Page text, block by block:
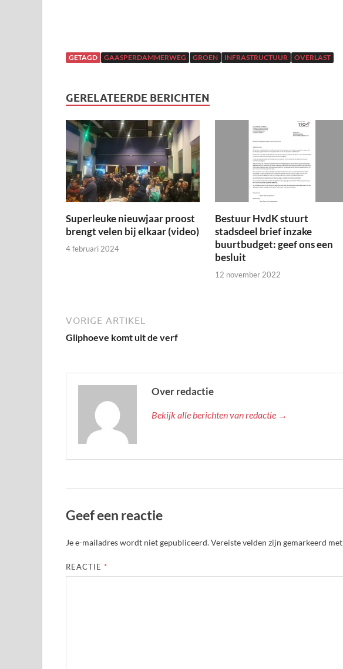
GETAGD GAASPERDAMMERWEG GROEN INFRASTRUCTUUR OVERLAST
GERELATEERDE BERICHTEN
Superleuke nieuwjaar proost
brengt velen bij elkaar (video)
4 februari 2024
Bestuur HvdK stuurt
stadsdeel brief inzake
buurtbudget: geef ons een
besluit
12 november 2022
VORIGE ARTIKEL
Gliphoeve komt uit de verf
Over redactie
Bekijk alle berichten van redactie →
Geef een reactie
Je e-mailadres wordt niet gepubliceerd.Vereiste velden zijn gemarkeerd met
REACTIE *